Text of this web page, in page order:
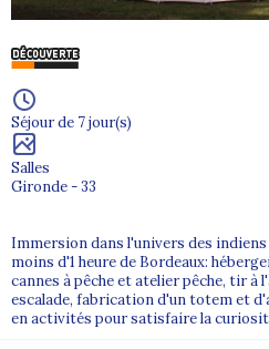
Séjour de 7 jour(s)
Salles
Gironde - 33
Immersion dans l'univers des
moins d'1 heure de Bordeaux:
cannes à pêche et atelier pêche, tir à
escalade, fabrication d'un totem et
en activités pour satisfaire la